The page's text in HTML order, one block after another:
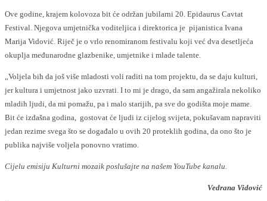
Ove godine, krajem kolovoza bit će održan jubilarni 20. Epidaurus Cavtat
Festival. Njegova umjetnička voditeljica i direktorica je pijanistica Ivana
Marija Vidović. Riječ je o vrlo renomiranom festivalu koji već dva desetljeća
okuplja međunarodne glazbenike, umjetnike i mlade talente.
„Voljela bih da još više mladosti voli raditi na tom projektu, da se daju kulturi,
jer kultura i umjetnost jako uzvrati. I to mi je drago, da sam angažirala nekoliko
mladih ljudi, da mi pomažu, pa i malo starijih, pa sve do godišta moje mame.
Bit će izdašna godina, gostovat će ljudi iz cijelog svijeta, pokušavam napraviti
jedan rezime svega što se događalo u ovih 20 proteklih godina, da ono što je
publika najviše voljela ponovno vratimo.
Cijelu emisiju Kulturni mozaik poslušajte na našem YouTube kanalu.
Vedrana Vidović